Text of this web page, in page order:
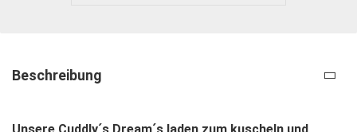
Beschreibung
Unsere Cuddly´s Dream´s laden zum kuscheln und